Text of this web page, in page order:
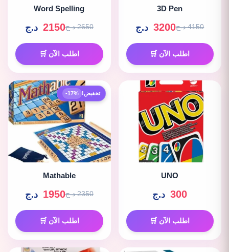
3D Pen
4150 د.ج 3200 د.ج
اطلب الآن 🛒
Word Spelling
2650 د.ج 2150 د.ج
اطلب الآن 🛒
UNO
300 د.ج
اطلب الآن 🛒
تخفيض! -17%
Mathable
2350 د.ج 1950 د.ج
اطلب الآن 🛒